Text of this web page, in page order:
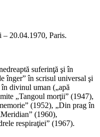
– 20.04.1970, Paris.
suferinţă şi în
înger” în scrisul universal şi
divinul uman („apă
„Tangoul morţii” (1947),
(1952), „Din prag în
(1960),
respiraţiei” (1967).